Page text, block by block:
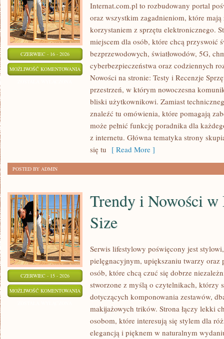
CZERWIEC - 16 - 2026
MOŻLIWOŚĆ KOMENTOWANIA TESTY
RECENZJE
SPRZĘTU
Internat.com.pl to rozbudowany portal
oraz wszystkim zagadnieniom, które
korzystaniem z sprzętu elektronicznego.
miejscem dla osób, które chcą przyswoić
bezprzewodowych, światłowodów, 5G,
cyberbezpieczeństwa oraz codziennych
Nowości na stronie: Testy i Recenzje
przestrzeń, w którym nowoczesna
bliski użytkownikowi. Zamiast
znaleźć tu omówienia, które pomagają
może pełnić funkcję poradnika dla
z internetu. Główna tematyka strony
się tu [ Read More ]
POSTED BY ADMIN
CZERWIEC - 15 - 2026
MOŻLIWOŚĆ KOMENTOWANIA
Trendy i Nowości w
Size
Serwis lifestylowy poświęcony jest
pielęgnacyjnym, upiększaniu twarzy
osób, które chcą czuć się dobrze
stworzone z myślą o czytelnikach, którzy
dotyczących komponowania zestawów,
makijażowych trików. Strona łączy lekki
osobom, które interesują się stylem dla
elegancją i pięknem w naturalnym